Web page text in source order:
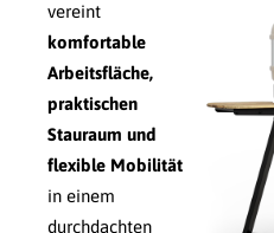
vereint
komfortable
Arbeitsfläche,
praktischen
Stauraum und
flexible Mobilität
in einem
durchdachten